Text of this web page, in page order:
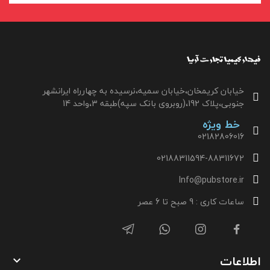
خیابان کریمخان،خیابان سمیه،نرسیده به چهارراه ایرانشهر
جنوبی،پلاک 192،(روبروی بانک سپه)طبقه 3،واحد 14
خط ویژه
02182806016
02188311594-88311672
Info@pubstore.ir
ساعات کاری : 9 صبح تا 6 عصر
اطلاعات 